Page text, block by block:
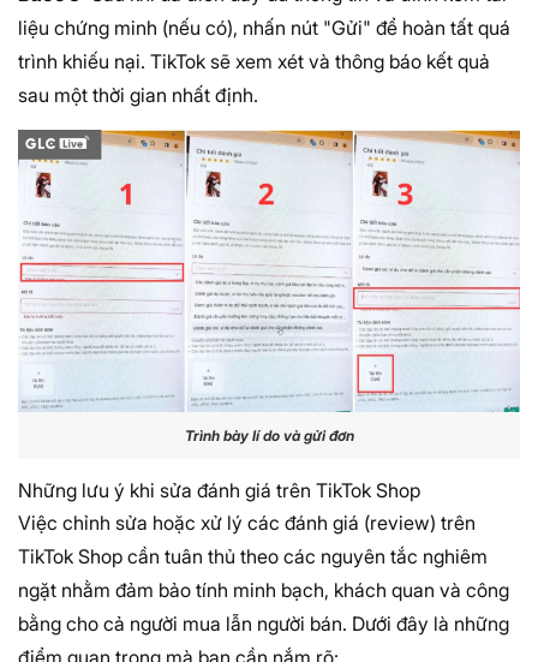
liệu chứng minh (nếu có), nhấn nút "Gửi" để hoàn tất quá
trình khiếu nại. TikTok sẽ xem xét và thông báo kết quả
sau một thời gian nhất định.
Trình bày lí do và gửi đơn
Những lưu ý khi sửa đánh giá trên TikTok Shop
Việc chỉnh sửa hoặc xử lý các đánh giá (review) trên
TikTok Shop cần tuân thủ theo các nguyên tắc nghiêm
ngặt nhằm đảm bảo tính minh bạch, khách quan và công
bằng cho cả người mua lẫn người bán. Dưới đây là những